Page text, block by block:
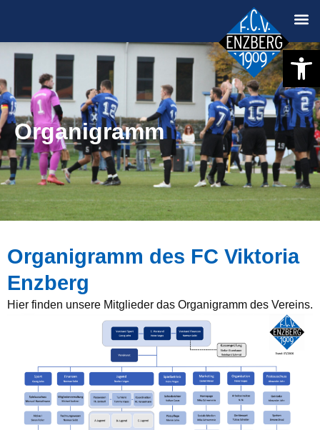
Organigramm
Organigramm des FC Viktoria
Enzberg
Hier finden unsere Mitglieder das Organigramm des Vereins.